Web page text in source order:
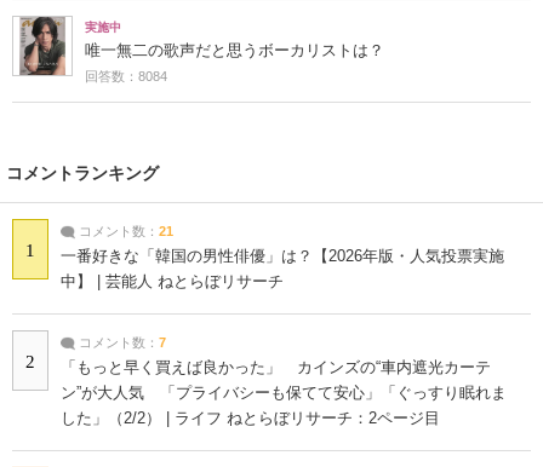
実施中
唯一無二の歌声だと思うボーカリストは？
回答数：8084
コメントランキング
1
コメント数： 21
一番好きな「韓国の男性俳優」は？【2026年版・人気投票実施
中】 | 芸能人 ねとらぼリサーチ
2
コメント数： 7
「もっと早く買えば良かった」 カインズの“車内遮光カーテ
ン”が大人気 「プライバシーも保てて安心」「ぐっすり眠れま
した」（2/2） | ライフ ねとらぼリサーチ：2ページ目